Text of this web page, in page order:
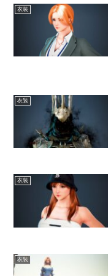
衣装
衣装
衣装
衣装